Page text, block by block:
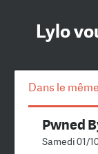
Lylo
Dans le
Pwned
Samedi 01/